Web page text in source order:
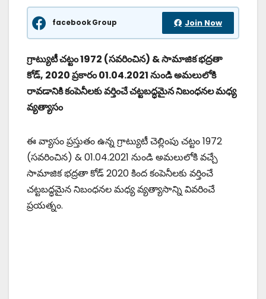
facebook Group Join Now
గ్రాట్యుటీ చట్టం 1972 (సవరించిన) & సామాజిక భద్రతా
కోడ్, 2020 ప్రకారం 01.04.2021 నుండి అమలులోకి
రావడానికి కంపెనీలకు వర్తించే చట్టబద్ధమైన నిబంధనల మధ్య
వ్యత్యాసం
ఈ వ్యాసం ప్రస్తుతం ఉన్న గ్రాట్యుటీ చెల్లింపు చట్టం 1972
(సవరించిన) & 01.04.2021 నుండి అమలులోకి వచ్చే
సామాజిక భద్రతా కోడ్ 2020 కింద కంపెనీలకు వర్తించే
చట్టబద్ధమైన నిబంధనల మధ్య వ్యత్యాసాన్ని వివరించే
ప్రయత్నం.